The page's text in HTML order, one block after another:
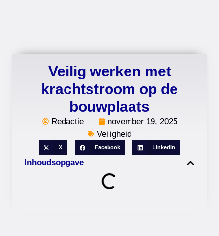
Veilig werken met
krachtstroom op de
bouwplaats
Redactie
november 19, 2025
Veiligheid
X Facebook LinkedIn
Inhoudsopgave